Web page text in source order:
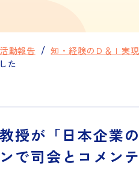
動報告 知・経験のＤ＆Ｉ実
た
授が「日本企業
で司会とコメン